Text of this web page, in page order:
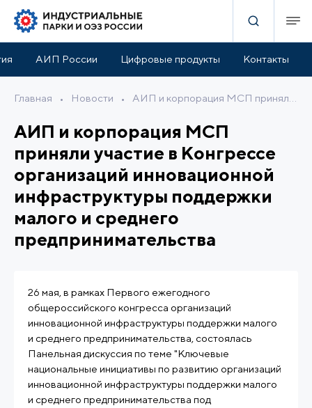
АИП России Цифровые продукты Контакты
Главная • Новости •
АИП и корпорация МСП
приняли участие в Конгрессе
организаций инновационной
инфраструктуры поддержки
малого и среднего
предпринимательства
26 мая, в рамках Первого ежегодного
общероссийского конгресса организаций
инновационной инфраструктуры поддержки малого
и среднего предпринимательства, состоялась
Панельная дискуссия по теме "Ключевые
национальные инициативы по развитию организаций
инновационной инфраструктуры поддержки малого
и среднего предпринимательства под